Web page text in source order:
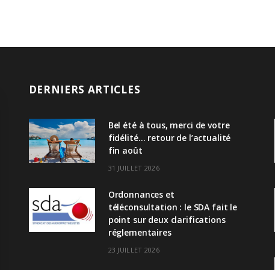
DERNIERS ARTICLES
Bel été à tous, merci de votre
fidélité… retour de l’actualité
fin août
31 JUILLET 2026
Ordonnances et
téléconsultation : le SDA fait le
point sur deux clarifications
réglementaires
23 JUILLET 2026